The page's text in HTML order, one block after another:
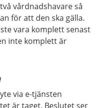
vårdnadshavare så
för att den ska gälla.
vara komplett senast
inte komplett är
via e-tjänsten
är taget. Beslutet ser